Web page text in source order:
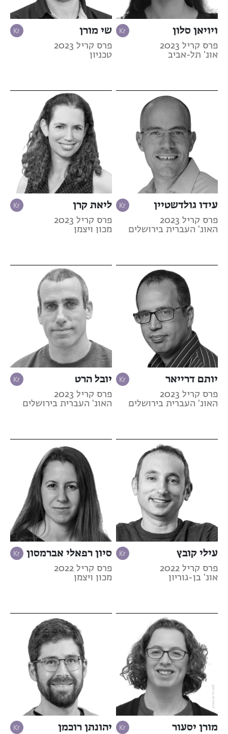
ויויאן סלון
פרס קריל 2023
אונ' תל-אביב
שי מורן
פרס קריל 2023
טכניון
עידו גולדשטיין
פרס קריל 2023
האונ' העברית בירושלים
ליאת קרן
פרס קריל 2023
מכון ויצמן
יותם דרייאר
פרס קריל 2023
האונ' העברית בירושלים
יובל הרט
פרס קריל 2023
האונ' העברית בירושלים
עילי קובץ
פרס קריל 2022
אונ' בן-גוריון
סיון רפאלי אברמסון
פרס קריל 2022
מכון ויצמן
מורן יסעור יהונתן רוכמן